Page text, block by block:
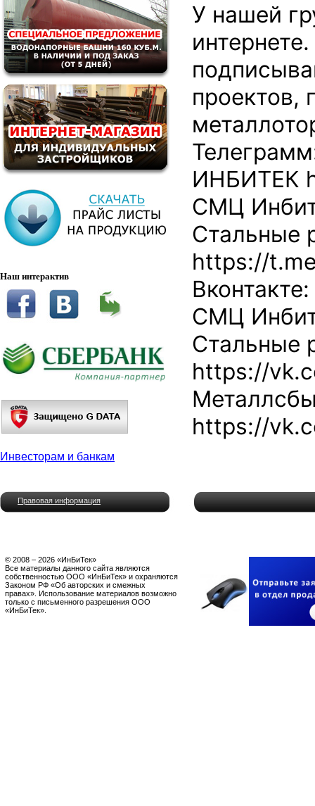
Наш интерактив
Инвесторам и банкам
У нашей
проектов,
ИНБИТЕК
СМЦ
Стальные
https://
Вконтакте:
СМЦ
Стальные
https://
https://
Правовая информация
© 2008 – 2026 «ИнБиТек»
Все материалы данного сайта являются
собственностью ООО «ИнБиТек» и охраняются
Законом РФ «Об авторских и смежных
правах». Использование материалов возможно
только с письменного разрешения ООО
«ИнБиТек».